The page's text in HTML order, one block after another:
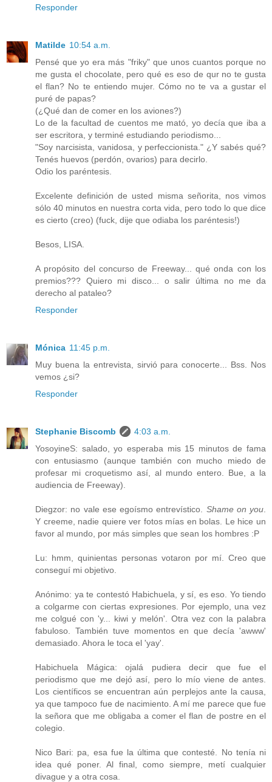
Responder
Matilde 10:54 a.m.
Pensé que yo era más "friky" que unos cuantos porque no
me gusta el chocolate, pero qué es eso de qur no te gusta
el flan? No te entiendo mujer. Cómo no te va a gustar el
puré de papas?
(¿Qué dan de comer en los aviones?)
Lo de la facultad de cuentos me mató, yo decía que iba a
ser escritora, y terminé estudiando periodismo...
"Soy narcisista, vanidosa, y perfeccionista." ¿Y sabés qué?
Tenés huevos (perdón, ovarios) para decirlo.
Odio los paréntesis.
Excelente definición de usted misma señorita, nos vimos
sólo 40 minutos en nuestra corta vida, pero todo lo que dice
es cierto (creo) (fuck, dije que odiaba los paréntesis!)
Besos, LISA.
A propósito del concurso de Freeway... qué onda con los
premios??? Quiero mi disco... o salir última no me da
derecho al pataleo?
Responder
Mónica 11:45 p.m.
Muy buena la entrevista, sirvió para conocerte... Bss. Nos
vemos ¿si?
Responder
Stephanie Biscomb
4:03 a.m.
YosoyineS: salado, yo esperaba mis 15 minutos de fama
con entusiasmo (aunque también con mucho miedo de
profesar mi croquetismo así, al mundo entero. Bue, a la
audiencia de Freeway).
Diegzor: no vale ese egoísmo entrevístico. Shame on you
Y creeme, nadie quiere ver fotos mías en bolas. Le hice un
favor al mundo, por más simples que sean los hombres :P
Lu: hmm, quinientas personas votaron por mí. Creo que
conseguí mi objetivo.
Anónimo: ya te contestó Habichuela, y sí, es eso. Yo tiendo
a colgarme con ciertas expresiones. Por ejemplo, una vez
me colgué con 'y... kiwi y melón'. Otra vez con la palabra
fabuloso. También tuve momentos en que decía 'awww'
demasiado. Ahora le toca el 'yay'.
Habichuela Mágica: ojalá pudiera decir que fue el
periodismo que me dejó así, pero lo mío viene de antes.
Los científicos se encuentran aún perplejos ante la causa,
ya que tampoco fue de nacimiento. A mí me parece que fue
la señora que me obligaba a comer el flan de postre en el
colegio.
Nico Bari: pa, esa fue la última que contesté. No tenía ni
idea qué poner. Al final, como siempre, metí cualquier
divague y a otra cosa.